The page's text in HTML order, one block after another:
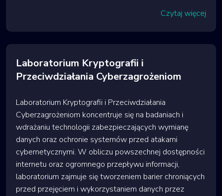
Czytaj więcej
Laboratorium Kryptografii i
Przeciwdziałania Cyberzagrożeniom
Laboratorium Kryptografii i Przeciwdziałania
Cyberzagrożeniom koncentruje się na badaniach i
wdrażaniu technologii zabezpieczających wymianę
danych oraz ochronie systemów przed atakami
cybernetycznymi. W obliczu powszechnej dostępności
internetu oraz ogromnego przepływu informacji,
laboratorium zajmuje się tworzeniem barier chroniących
przed przejęciem i wykorzystaniem danych przez